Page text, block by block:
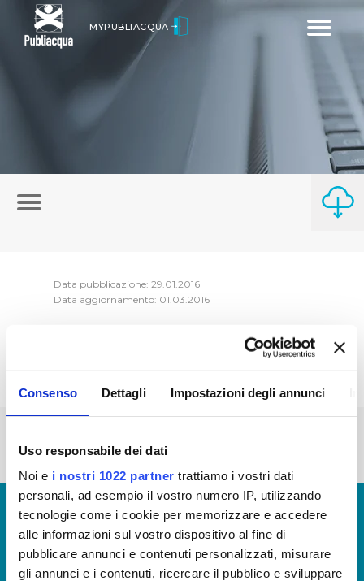
Consenso Dettagli Impostazioni degli annunci
Uso responsabile dei dati
Noi e i nostri 1022 partner trattiamo i vostri dati
personali, ad esempio il vostro numero IP, utilizzando
tecnologie come i cookie per memorizzare e accedere
alle informazioni sul vostro dispositivo al fine di
pubblicare annunci e contenuti personalizzati, misurare
gli annunci e i contenuti, ricercare il pubblico e sviluppare
Toggle
MYPUBLIACQUA
Data pubblicazione: 29.01.2016
Data aggiornamento: 01.03.2016
« prima ‹ precedente 1 2 3 4
5
© Copyright 2017 - 2026
GLOSSARIO
GIUDICA IL SERVIZIO
LAVORA CON NOI